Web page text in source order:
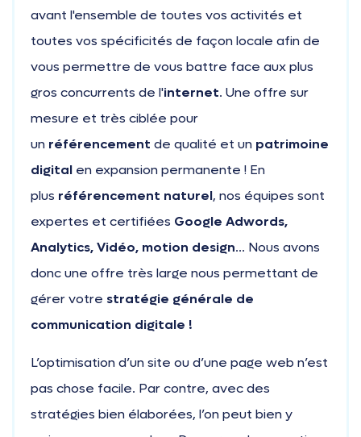
avant l'ensemble de toutes vos activités et
toutes vos spécificités de façon locale afin de
vous permettre de vous battre face aux plus
gros concurrents de l'internet. Une offre sur
mesure et très ciblée pour
un référencement de qualité et un patrimoine
digital en expansion permanente ! En
plus référencement naturel, nos équipes sont
expertes et certifiées Google Adwords,
Analytics, Vidéo, motion design... Nous avons
donc une offre très large nous permettant de
gérer votre stratégie générale de
communication digitale !
L’optimisation d’un site ou d’une page web n’est
pas chose facile. Par contre, avec des
stratégies bien élaborées, l’on peut bien y